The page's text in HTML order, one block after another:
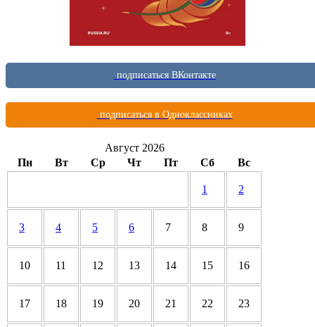
подписаться ВКонтакте
подписаться в Одноклассниках
Август 2026
Пн
Вт Ср Чт Пт Сб Вс
1 2
3 4 5 6 7 8 9
10 11 12 13 14 15 16
17 18 19 20 21 22 23